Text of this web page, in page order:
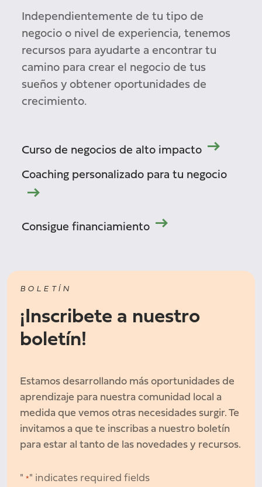
Independientemente de tu tipo de
negocio o nivel de experiencia, tenemos
recursos para ayudarte a encontrar tu
camino para crear el negocio de tus
sueños y obtener oportunidades de
crecimiento.
Curso de negocios de alto impacto
Coaching personalizado para tu negocio
Consigue financiamiento
BOLETÍN
¡Inscribete a nuestro
boletín!
Estamos desarrollando más oportunidades de
aprendizaje para nuestra comunidad local a
medida que vemos otras necesidades surgir. Te
invitamos a que te inscribas a nuestro boletín
para estar al tanto de las novedades y recursos.
" *" indicates required fields